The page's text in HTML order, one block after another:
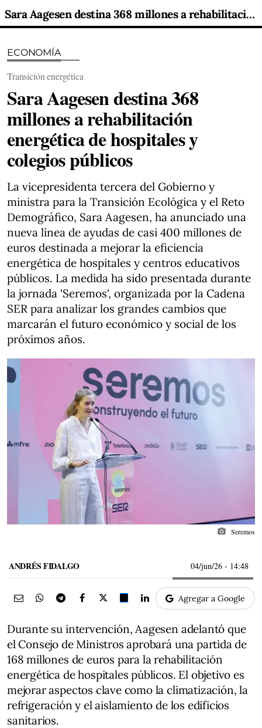
Sara Aagesen destina 368 millones a rehabilitación energética de hospitales y colegios públicos
ECONOMÍA
Transición energética
Sara Aagesen destina 368
millones a rehabilitación
energética de hospitales y
colegios públicos
La vicepresidenta tercera del Gobierno y
ministra para la Transición Ecológica y el Reto
Demográfico, Sara Aagesen, ha anunciado una
nueva línea de ayudas de casi 400 millones de
euros destinada a mejorar la eficiencia
energética de hospitales y centros educativos
públicos. La medida ha sido presentada durante
la jornada 'Seremos', organizada por la Cadena
SER para analizar los grandes cambios que
marcarán el futuro económico y social de los
próximos años.
photo_camera Seremos
ANDRÉS FIDALGO 04/jun/26 - 14:48
Agregar a Google
Durante su intervención, Aagesen adelantó que
el Consejo de Ministros aprobará una partida de
168 millones de euros para la rehabilitación
energética de hospitales públicos. El objetivo es
mejorar aspectos clave como la climatización, la
refrigeración y el aislamiento de los edificios
sanitarios.